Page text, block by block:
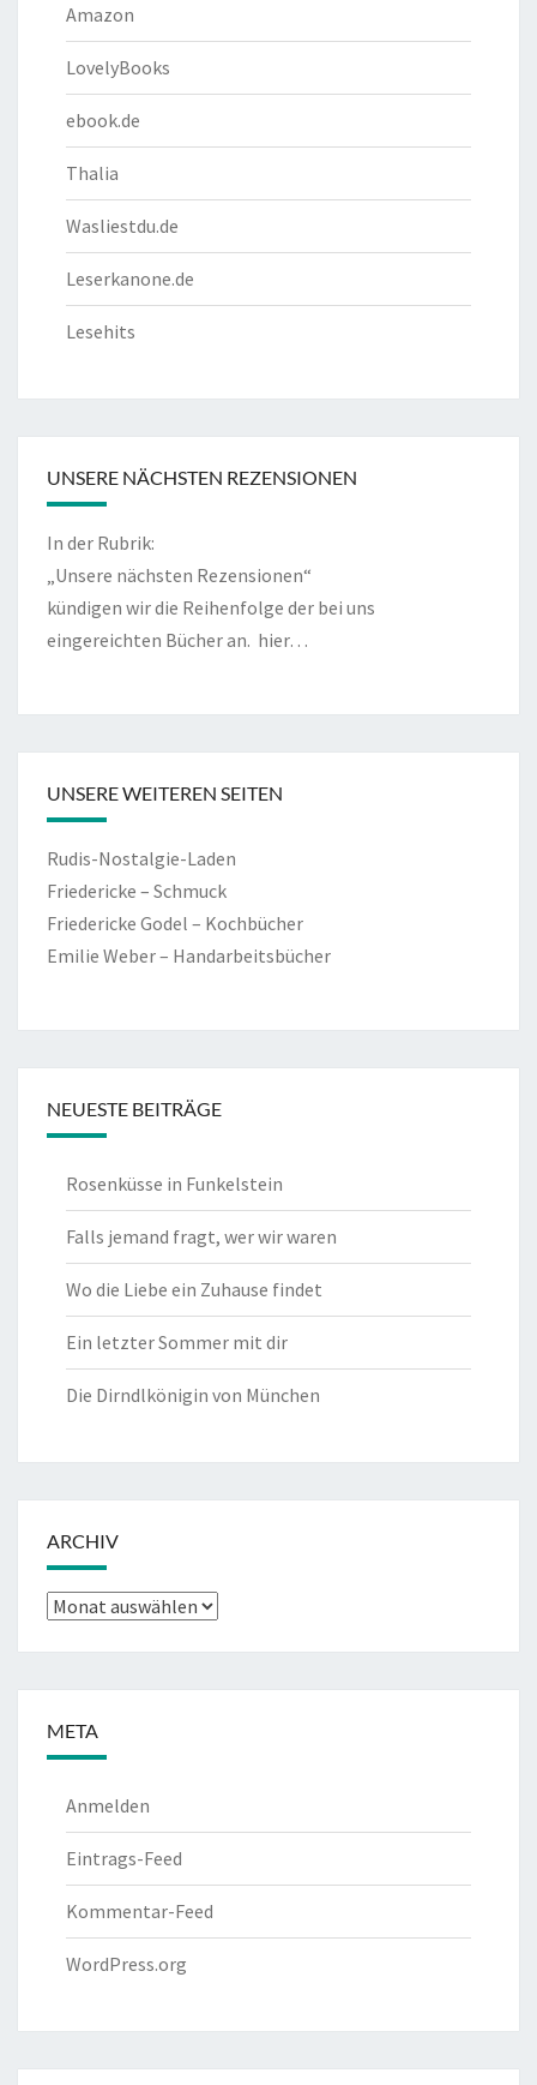
Amazon
LovelyBooks
ebook.de
Thalia
Wasliestdu.de
Leserkanone.de
Lesehits
UNSERE NÄCHSTEN REZENSIONEN
In der Rubrik:
„Unsere nächsten Rezensionen“
kündigen wir die Reihenfolge der bei uns
eingereichten Bücher an. hier…
UNSERE WEITEREN SEITEN
Rudis-Nostalgie-Laden
Friedericke – Schmuck
Friedericke Godel – Kochbücher
Emilie Weber – Handarbeitsbücher
NEUESTE BEITRÄGE
Rosenküsse in Funkelstein
Falls jemand fragt, wer wir waren
Wo die Liebe ein Zuhause findet
Ein letzter Sommer mit dir
Die Dirndlkönigin von München
ARCHIV
Archiv
META
Anmelden
Eintrags-Feed
Kommentar-Feed
WordPress.org